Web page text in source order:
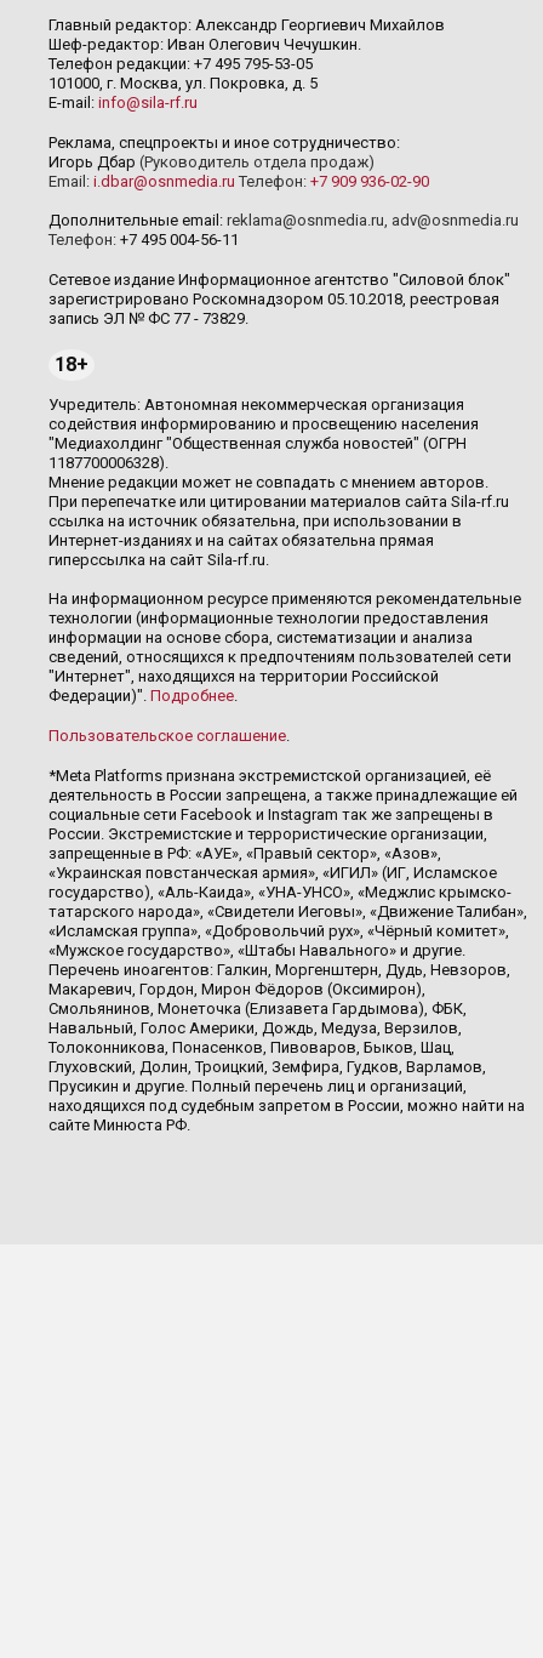
Главный редактор: Александр Георгиевич Михайлов
Шеф-редактор: Иван Олегович Чечушкин.
Телефон редакции: +7 495 795-53-05
101000, г. Москва, ул. Покровка, д. 5
E-mail: info@sila-rf.ru
Реклама, спецпроекты и иное сотрудничество:
Игорь Дбар (Руководитель отдела продаж)
Email: i.dbar@osnmedia.ru Телефон: +7 909 936-02-90
Дополнительные email: reklama@osnmedia.ru, adv@osnmedia.ru
Телефон: +7 495 004-56-11
Сетевое издание Информационное агентство "Силовой блок"
зарегистрировано Роскомнадзором 05.10.2018, реестровая
запись ЭЛ № ФС 77 - 73829.
18+
Учредитель: Автономная некоммерческая организация
содействия информированию и просвещению населения
"Медиахолдинг "Общественная служба новостей" (ОГРН
1187700006328).
Мнение редакции может не совпадать с мнением авторов.
При перепечатке или цитировании материалов сайта Sila-rf.ru
ссылка на источник обязательна, при использовании в
Интернет-изданиях и на сайтах обязательна прямая
гиперссылка на сайт Sila-rf.ru.
На информационном ресурсе применяются рекомендательные
технологии (информационные технологии предоставления
информации на основе сбора, систематизации и анализа
сведений, относящихся к предпочтениям пользователей сети
"Интернет", находящихся на территории Российской
Федерации)". Подробнее.
Пользовательское соглашение.
*Meta Platforms признана экстремистской организацией, её
деятельность в России запрещена, а также принадлежащие ей
социальные сети Facebook и Instagram так же запрещены в
России. Экстремистские и террористические организации,
запрещенные в РФ: «АУЕ», «Правый сектор», «Азов»,
«Украинская повстанческая армия», «ИГИЛ» (ИГ, Исламское
государство), «Аль-Каида», «УНА-УНСО», «Меджлис крымско-
татарского народа», «Свидетели Иеговы», «Движение Талибан»,
«Исламская группа», «Добровольчий рух», «Чёрный комитет»,
«Мужское государство», «Штабы Навального» и другие.
Перечень иноагентов: Галкин, Моргенштерн, Дудь, Невзоров,
Макаревич, Гордон, Мирон Фёдоров (Оксимирон),
Смольянинов, Монеточка (Елизавета Гардымова), ФБК,
Навальный, Голос Америки, Дождь, Медуза, Верзилов,
Толоконникова, Понасенков, Пивоваров, Быков, Шац,
Глуховский, Долин, Троицкий, Земфира, Гудков, Варламов,
Прусикин и другие. Полный перечень лиц и организаций,
находящихся под судебным запретом в России, можно найти на
сайте Минюста РФ.